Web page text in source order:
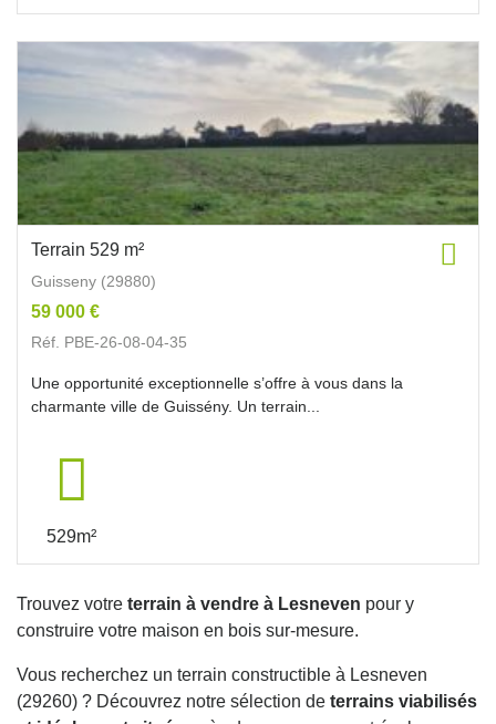
Terrain 529 m²
Guisseny (29880)
59 000 €
Réf. PBE-26-08-04-35
Une opportunité exceptionnelle s’offre à vous dans la
charmante ville de Guissény. Un terrain...
529m²
Trouvez votre terrain à vendre à Lesneven pour y
construire votre maison en bois sur-mesure.
Vous recherchez un terrain constructible à Lesneven
(29260) ? Découvrez notre sélection de terrains viabilisés